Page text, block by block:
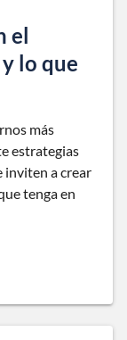
el
lo que
más
estrategias
inviten a crear
tenga en